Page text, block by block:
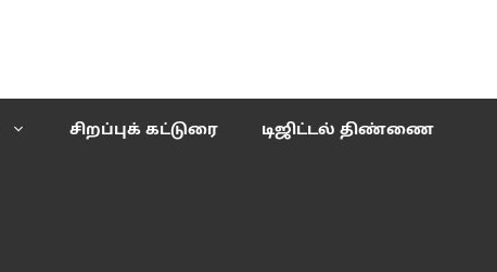
சிறப்புக் கட்டுரை டிஜிட்டல் திண்ணை